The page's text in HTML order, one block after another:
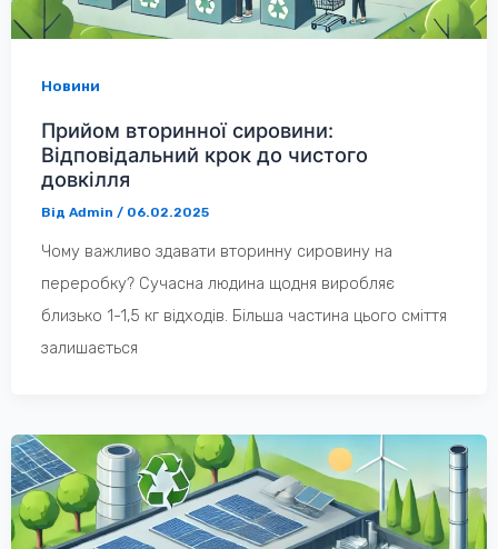
Новини
Прийом вторинної сировини:
Відповідальний крок до чистого
довкілля
Від Admin / 06.02.2025
Чому важливо здавати вторинну сировину на
переробку? Сучасна людина щодня виробляє
близько 1-1,5 кг відходів. Більша частина цього сміття
залишається